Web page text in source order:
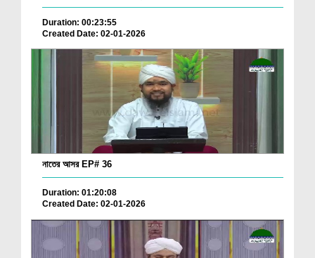
Duration: 00:23:55
Created Date: 02-01-2026
নাতের আসর EP# 36
Duration: 01:20:08
Created Date: 02-01-2026